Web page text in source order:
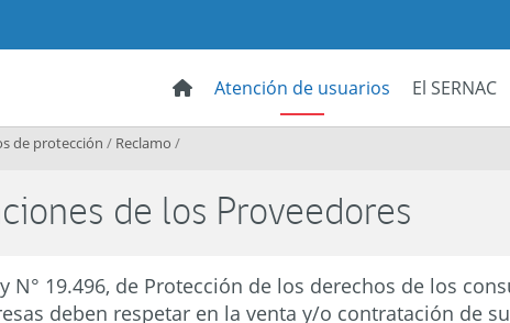
Atención de usuarios El SERNAC
de protección / Reclamo /
de los Proveedores
N° 19.496, de Protección de los derechos de los
deben respetar en la venta y/o contratación de